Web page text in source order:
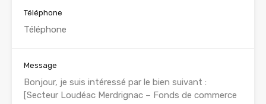
Téléphone
Message